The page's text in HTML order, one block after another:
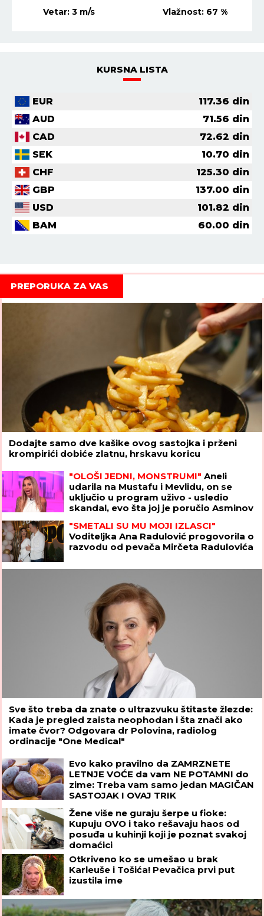
Vetar:3 m/s Vlažnost: 67 %
KURSNA LISTA
EUR 117.36 din
AUD
71.56 din
CAD
72.62 din
SEK
10.70 din
CHF
125.30 din
GBP
137.00 din
USD
101.82 din
BAM
60.00 din
PREPORUKA ZA VAS
Dodajte samo dve kašike ovog sastojka i prženi
krompirići dobiće zlatnu, hrskavu koricu
"OLOŠI JEDNI, MONSTRUMI" Aneli
udarila na Mustafu i Mevlidu, on se
uključio u program uživo - usledio
skandal, evo šta joj je poručio Asminov
"SMETALI SU MU MOJI IZLASCI"
Voditeljka Ana Radulović progovorila o
razvodu od pevača Mirčeta Radulovića
Sve što treba da znate o ultrazvuku štitaste žlezde:
Kada je pregled zaista neophodan i šta znači ako
imate čvor? Odgovara dr Polovina, radiolog
ordinacije "One Medical"
Evo kako pravilno da ZAMRZNETE
LETNJE VOĆE da vam NE POTAMNI do
zime: Treba vam samo jedan MAGIČAN
SASTOJAK I OVAJ TRIK
Žene više ne guraju šerpe u fioke:
Kupuju OVO i tako rešavaju haos od
posuđa u kuhinji koji je poznat svakoj
domaćici
Otkriveno ko se umešao u brak
Karleuše i Tošića! Pevačica prvi put
izustila ime